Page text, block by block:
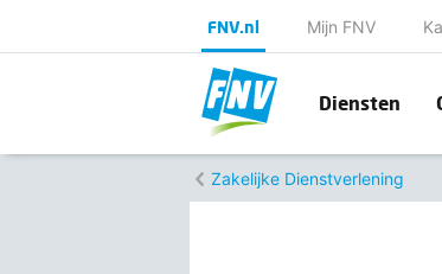
FNV.nl Mijn FNV
Diensten
Zakelijke Dienstverlening